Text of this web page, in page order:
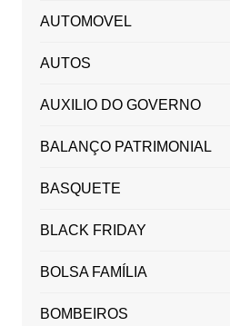
AUTOMOVEL
AUTOS
AUXILIO DO GOVERNO
BALANÇO PATRIMONIAL
BASQUETE
BLACK FRIDAY
BOLSA FAMÍLIA
BOMBEIROS